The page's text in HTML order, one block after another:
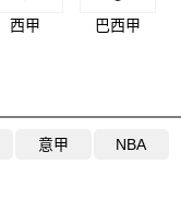
西甲 巴西甲
意甲 NBA